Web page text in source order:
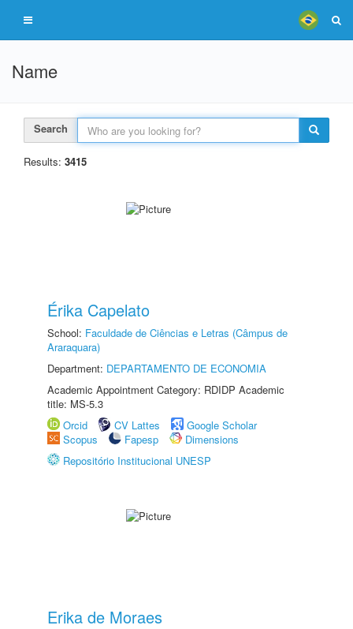
Name
Search
Results: 3415
Érika Capelato
School: Faculdade de Ciências e Letras (Câmpus de
Araraquara)
Department: DEPARTAMENTO DE ECONOMIA
Academic Appointment Category: RDIDP Academic
title: MS-5.3
Orcid
CV Lattes
Google Scholar
Scopus
Fapesp
Dimensions
Repositório Institucional UNESP
Erika de Moraes